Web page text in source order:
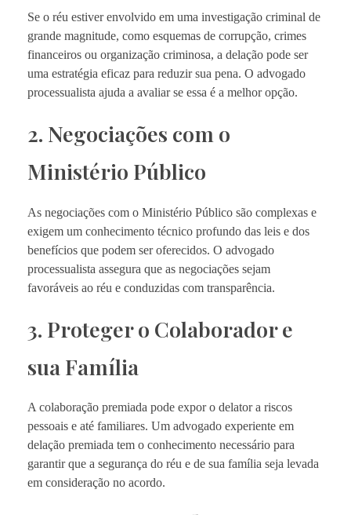
Se o réu estiver envolvido em uma investigação criminal de
grande magnitude, como esquemas de corrupção, crimes
financeiros ou organização criminosa, a delação pode ser
uma estratégia eficaz para reduzir sua pena. O advogado
processualista ajuda a avaliar se essa é a melhor opção.
2. Negociações com o
Ministério Público
As negociações com o Ministério Público são complexas e
exigem um conhecimento técnico profundo das leis e dos
benefícios que podem ser oferecidos. O advogado
processualista assegura que as negociações sejam
favoráveis ao réu e conduzidas com transparência.
3. Proteger o Colaborador e
sua Família
A colaboração premiada pode expor o delator a riscos
pessoais e até familiares. Um advogado experiente em
delação premiada tem o conhecimento necessário para
garantir que a segurança do réu e de sua família seja levada
em consideração no acordo.